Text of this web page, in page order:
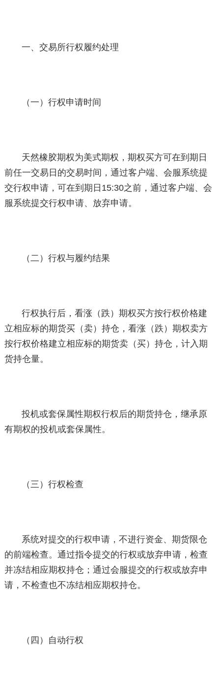
一、交易所行权履约处理
（一）行权申请时间
天然橡胶期权为美式期权，期权买方可在到期日
前任一交易日的交易时间，通过客户端、会服系统提
交行权申请，可在到期日15:30之前，通过客户端、会
服系统提交行权申请、放弃申请。
（二）行权与履约结果
行权执行后，看涨（跌）期权买方按行权价格建
立相应标的期货买（卖）持仓，看涨（跌）期权卖方
按行权价格建立相应标的期货卖（买）持仓，计入期
货持仓量。
投机或套保属性期权行权后的期货持仓，继承原
有期权的投机或套保属性。
（三）行权检查
系统对提交的行权申请，不进行资金、期货限仓
的前端检查。通过指令提交的行权或放弃申请，检查
并冻结相应期权持仓；通过会服提交的行权或放弃申
请，不检查也不冻结相应期权持仓。
（四）自动行权